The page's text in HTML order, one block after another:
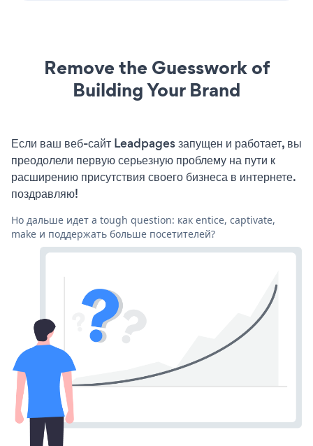
Remove the Guesswork of
Building Your Brand
Если ваш веб-сайт Leadpages запущен и работает, вы
преодолели первую серьезную проблему на пути к
расширению присутствия своего бизнеса в интернете.
поздравляю!
Но дальше идет a tough question: как entice, captivate,
make и поддержать больше посетителей?